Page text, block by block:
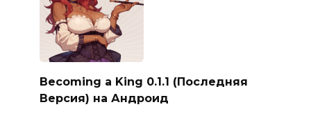
Becoming a King 0.1.1 (Последняя
Версия) на Андроид